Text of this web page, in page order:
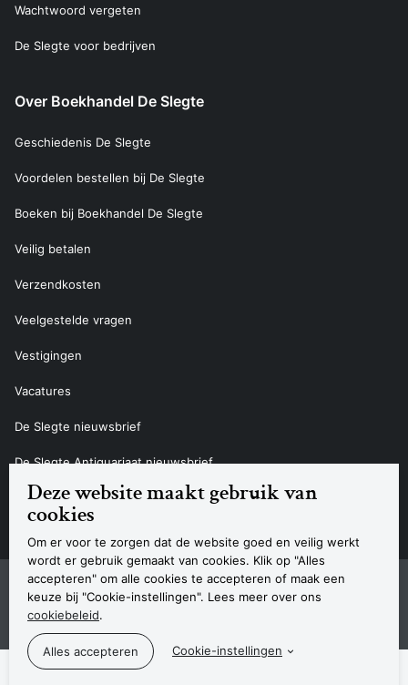
Deze website maakt gebruik van
cookies
Om er voor te zorgen dat de website goed en veilig werkt
wordt er gebruik gemaakt van cookies. Klik op "Alles
accepteren" om alle cookies te accepteren of maak een
keuze bij "Cookie-instellingen". Lees meer over ons
cookiebeleid.
Cookie-instellingen
Wachtwoord vergeten
De Slegte voor bedrijven
Over Boekhandel De Slegte
Geschiedenis De Slegte
Voordelen bestellen bij De Slegte
Boeken bij Boekhandel De Slegte
Veilig betalen
Verzendkosten
Veelgestelde vragen
Vestigingen
Vacatures
De Slegte nieuwsbrief
De Slegte Antiquariaat nieuwsbrief
Contact
Navigatie
SitemapPrivacyverklaring CookieverklaringAlgemene voorwaardenDisclaimer
Contact